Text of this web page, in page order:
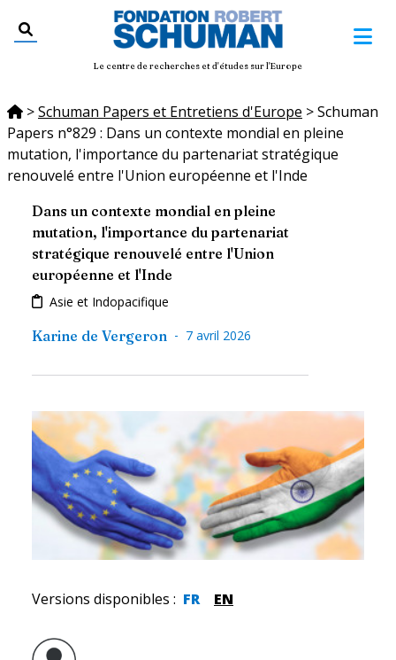
Le centre de recherches et d'études sur l'Europe
>Schuman Papers et Entretiens d'Europe >Schuman
Papers n°829 : Dans un contexte mondial en pleine
mutation, l'importance du partenariat stratégique
renouvelé entre l'Union européenne et l'Inde
Dans un contexte mondial en pleine
mutation, l'importance du partenariat
stratégique renouvelé entre l'Union
européenne et l'Inde
Asie et Indopacifique
Karine de Vergeron - 7 avril 2026
Versions disponibles : FR EN